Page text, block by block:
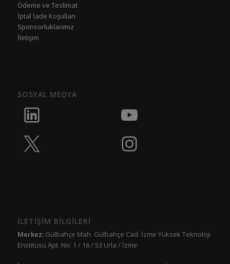
Ödeme ve Teslimat
İptal İade Koşulları
Sponsorluklarımız
İletişim
SOSYAL MEDYA
İLETİŞİM BİLGİLERİ
Merkez:Gülbahçe Mah. Gülbahçe Cad. İzmir Yüksek Teknoloji
Enstitüsü Apt. No: 1 / 16 / 53 Urla / İzmir